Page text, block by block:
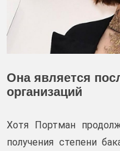
Она является
организаций
Хотя Портман
получения степени